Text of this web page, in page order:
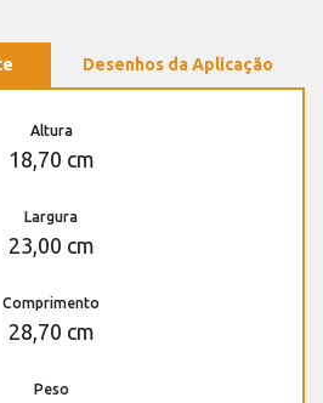
Desenhos da Aplicação
Altura
18,70 cm
Largura
23,00 cm
Comprimento
28,70 cm
Peso